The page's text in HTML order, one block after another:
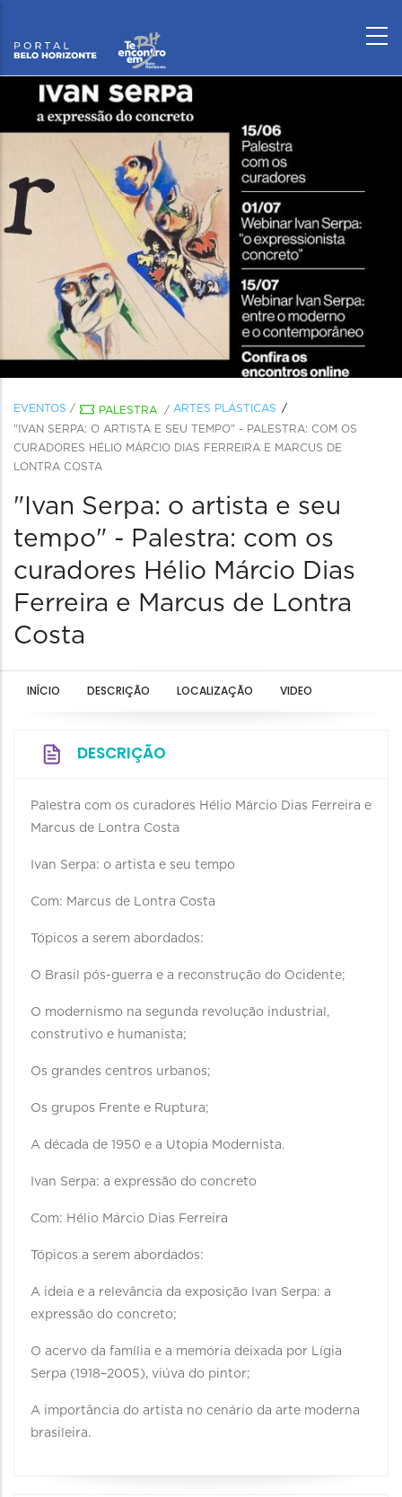
EVENTOS / PALESTRA / ARTES PLÁSTICAS
"IVAN SERPA: O ARTISTA E SEU TEMPO" - PALESTRA: COM OS
CURADORES HÉLIO MÁRCIO DIAS FERREIRA E MARCUS DE
LONTRA COSTA
"Ivan Serpa: o artista e seu
tempo" - Palestra: com os
curadores Hélio Márcio Dias
Ferreira e Marcus de Lontra
Costa
INÍCIO DESCRIÇÃO LOCALIZAÇÃO VIDEO
DESCRIÇÃO
Palestra com os curadores Hélio Márcio Dias Ferreira e
Marcus de Lontra Costa
Ivan Serpa: o artista e seu tempo
Com: Marcus de Lontra Costa
Tópicos a serem abordados:
O Brasil pós-guerra e a reconstrução do Ocidente;
O modernismo na segunda revolução industrial,
construtivo e humanista;
Os grandes centros urbanos;
Os grupos Frente e Ruptura;
A década de 1950 e a Utopia Modernista.
Ivan Serpa: a expressão do concreto
Com: Hélio Márcio Dias Ferreira
Tópicos a serem abordados:
A ideia e a relevância da exposição Ivan Serpa: a
expressão do concreto;
O acervo da família e a memória deixada por Lígia
Serpa (1918–2005), viúva do pintor;
A importância do artista no cenário da arte moderna
brasileira.